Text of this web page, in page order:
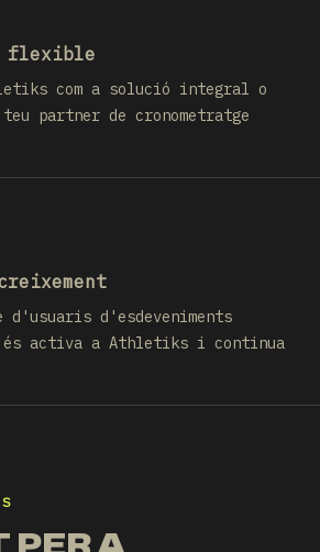
flexible
com a solució integral o
partner de cronometratge
d'usuaris d'esdeveniments
és activa a Athletiks i continua